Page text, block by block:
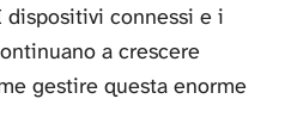
connessi e i
a crescere
gestire questa enorme